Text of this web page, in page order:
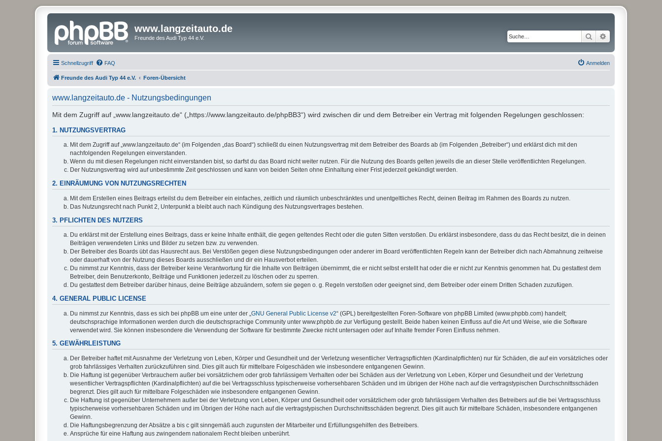
www.langzeitauto.de
Freunde des Audi Typ 44 e.V. Suche
Schnellzugriff FAQ Anmelden
Freunde des Audi Typ 44 e.V. Foren-Übersicht
www.langzeitauto.de - Nutzungsbedingungen
Mit dem Zugriff auf „www.langzeitauto.de“ („https://www.langzeitauto.de/phpBB3“) wird zwischen dir und dem Betreiber ein Vertrag mit folgenden Regelungen geschlossen:
1. NUTZUNGSVERTRAG
Mit dem Zugriff auf „www.langzeitauto.de“ (im Folgenden „das Board“) schließt du einen Nutzungsvertrag mit dem Betreiber des Boards ab (im Folgenden „Betreiber“) und erklärst dich mit den
nachfolgenden Regelungen einverstanden.
Wenn du mit diesen Regelungen nicht einverstanden bist, so darfst du das Board nicht weiter nutzen. Für die Nutzung des Boards gelten jeweils die an dieser Stelle veröffentlichten Regelungen.
Der Nutzungsvertrag wird auf unbestimmte Zeit geschlossen und kann von beiden Seiten ohne Einhaltung einer Frist jederzeit gekündigt werden.
2. EINRÄUMUNG VON NUTZUNGSRECHTEN
Mit dem Erstellen eines Beitrags erteilst du dem Betreiber ein einfaches, zeitlich und räumlich unbeschränktes und unentgeltliches Recht, deinen Beitrag im Rahmen des Boards zu nutzen.
Das Nutzungsrecht nach Punkt 2, Unterpunkt a bleibt auch nach Kündigung des Nutzungsvertrages bestehen.
3. PFLICHTEN DES NUTZERS
Du erklärst mit der Erstellung eines Beitrags, dass er keine Inhalte enthält, die gegen geltendes Recht oder die guten Sitten verstoßen. Du erklärst insbesondere, dass du das Recht besitzt, die in deinen
Beiträgen verwendeten Links und Bilder zu setzen bzw. zu verwenden.
Der Betreiber des Boards übt das Hausrecht aus. Bei Verstößen gegen diese Nutzungsbedingungen oder anderer im Board veröffentlichten Regeln kann der Betreiber dich nach Abmahnung zeitweise
oder dauerhaft von der Nutzung dieses Boards ausschließen und dir ein Hausverbot erteilen.
Du nimmst zur Kenntnis, dass der Betreiber keine Verantwortung für die Inhalte von Beiträgen übernimmt, die er nicht selbst erstellt hat oder die er nicht zur Kenntnis genommen hat. Du gestattest dem
Betreiber, dein Benutzerkonto, Beiträge und Funktionen jederzeit zu löschen oder zu sperren.
Du gestattest dem Betreiber darüber hinaus, deine Beiträge abzuändern, sofern sie gegen o. g. Regeln verstoßen oder geeignet sind, dem Betreiber oder einem Dritten Schaden zuzufügen.
4. GENERAL PUBLIC LICENSE
Du nimmst zur Kenntnis, dass es sich bei phpBB um eine unter der „ GNU General Public License v2“ (GPL) bereitgestellten Foren-Software von phpBB Limited (www.phpbb.com) handelt;
deutschsprachige Informationen werden durch die deutschsprachige Community unter www.phpbb.de zur Verfügung gestellt. Beide haben keinen Einfluss auf die Art und Weise, wie die Software
verwendet wird. Sie können insbesondere die Verwendung der Software für bestimmte Zwecke nicht untersagen oder auf Inhalte fremder Foren Einfluss nehmen.
5. GEWÄHRLEISTUNG
Der Betreiber haftet mit Ausnahme der Verletzung von Leben, Körper und Gesundheit und der Verletzung wesentlicher Vertragspflichten (Kardinalpflichten) nur für Schäden, die auf ein vorsätzliches oder
grob fahrlässiges Verhalten zurückzuführen sind. Dies gilt auch für mittelbare Folgeschäden wie insbesondere entgangenen Gewinn.
Die Haftung ist gegenüber Verbrauchern außer bei vorsätzlichem oder grob fahrlässigem Verhalten oder bei Schäden aus der Verletzung von Leben, Körper und Gesundheit und der Verletzung
wesentlicher Vertragspflichten (Kardinalpflichten) auf die bei Vertragsschluss typischerweise vorhersehbaren Schäden und im übrigen der Höhe nach auf die vertragstypischen Durchschnittsschäden
begrenzt. Dies gilt auch für mittelbare Folgeschäden wie insbesondere entgangenen Gewinn.
Die Haftung ist gegenüber Unternehmern außer bei der Verletzung von Leben, Körper und Gesundheit oder vorsätzlichem oder grob fahrlässigem Verhalten des Betreibers auf die bei Vertragsschluss
typischerweise vorhersehbaren Schäden und im Übrigen der Höhe nach auf die vertragstypischen Durchschnittsschäden begrenzt. Dies gilt auch für mittelbare Schäden, insbesondere entgangenen
Gewinn.
Die Haftungsbegrenzung der Absätze a bis c gilt sinngemäß auch zugunsten der Mitarbeiter und Erfüllungsgehilfen des Betreibers.
Ansprüche für eine Haftung aus zwingendem nationalem Recht bleiben unberührt.